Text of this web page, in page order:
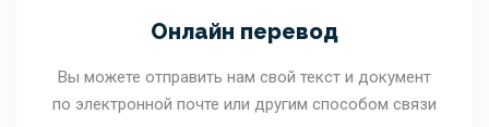
Онлайн перевод
Вы можете отправить нам свой текст и документ
по электронной почте или другим способом связи